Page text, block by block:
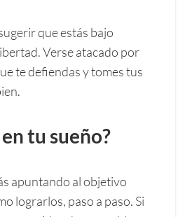
que estás bajo
Verse atacado por
te defiendas y tomes tus
tu sueño?
apuntando al objetivo
lograrlos, paso a paso. Si